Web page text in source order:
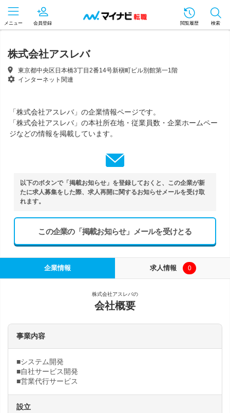
メニュー 会員登録 閲覧履歴 検索
株式会社アスレバ
東京都中央区日本橋3丁目2番14号新槇町ビル別館第一1階
インターネット関連
「株式会社アスレバ」の企業情報ページです。
「株式会社アスレバ」の本社所在地・従業員数・企業ホームペー
ジなどの情報を掲載しています。
以下のボタンで「掲載お知らせ」を登録しておくと、この企業が新
たに求人募集をした際、求人再開に関するお知らせメールを受け取
れます。
この企業の「掲載お知らせ」メールを受けとる
企業情報 求人情報 0
株式会社アスレバの
会社概要
事業内容
■システム開発
■自社サービス開発
■営業代行サービス
設立